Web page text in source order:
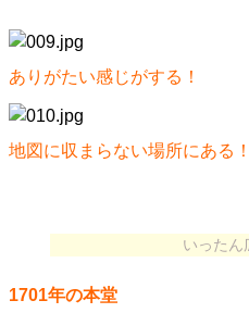
ありがたい感じがする！
地図に収まらない場所にある！
いったん
1701年の本堂